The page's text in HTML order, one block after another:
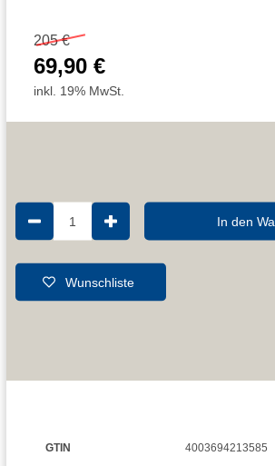
205 €
69,90 €
inkl. 19% MwSt.
1 In den
Wunschliste
GTIN 4003694213585